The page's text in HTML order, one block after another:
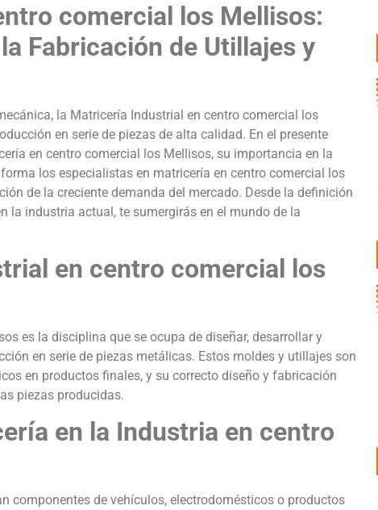
comercial los Mellisos:
Fabricación de Utillajes y
la Matricería Industrial en centro comercial los
en serie de piezas de alta calidad. En el presente
en centro comercial los Mellisos, su importancia en la
los especialistas en matricería en centro comercial los
de la creciente demanda del mercado. Desde la definición
la industria actual, te sumergirás en el mundo de la
en centro comercial los
es la disciplina que se ocupa de diseñar, desarrollar y
en serie de piezas metálicas. Estos moldes y utillajes son
en productos finales, y su correcto diseño y fabricación
piezas producidas.
en la Industria en centro
componentes de vehículos, electrodomésticos o productos